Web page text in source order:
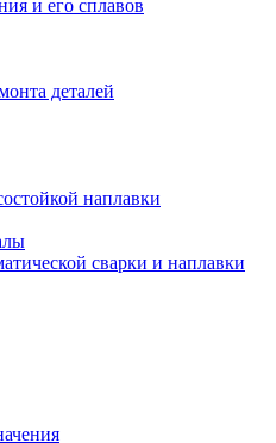
и его сплавов
деталей
наплавки
сварки и наплавки